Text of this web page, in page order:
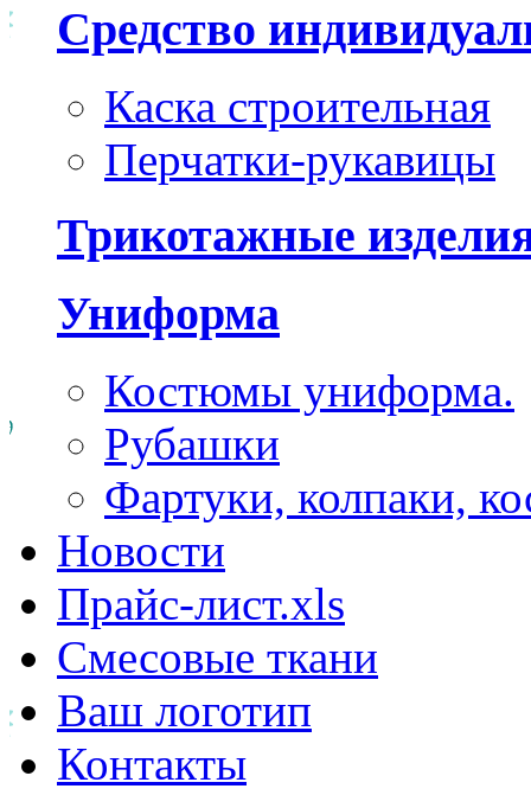
Средство
Каска строительная
Перчатки-рукавицы
Трикотажные
Униформа
Костюмы униформа.
Рубашки
Фартуки, колпаки,
Новости
Прайс-лист.xls
Смесовые ткани
Ваш логотип
Контакты